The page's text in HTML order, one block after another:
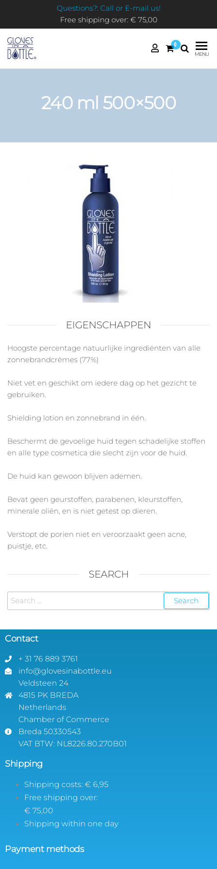
Questions?: Call or E-mail us!
Free shipping over: € 75,00
IN A
0
MENU
240 ml 500×500
EIGENSCHAPPEN
Hoogste percentage natuurlijke ingrediënten van alle
zonnebrandcrèmes (77%)
Niet vet en geschikt om iedere dag op het gezicht te
gebruiken.
Shielding lotion en zonnebrand in één.
Beschermt de gevoelige huid tegen schadelijke stoffen
en alle type cosmetica die slecht zijn voor de huid.
De huid kan gewoon blijven ademen.
Bevat geen geurstoffen, parabenen, kleurstoffen,
minerale oliën, en is niet getest op dieren.
Verstopt de porien niet en veroorzaakt geen acne,
puistje, etc.
SEARCH
Contact
+ 31 76 889 3761
info@glovesinabottle.eu
Veldsteen 24
4815 PK BREDA
Netherlands
Chamber of Commerce
Breda 50330543
VAT BTW: NL8226.80.270B01
Shipping
Shipping costs: € 6,95
Free shipping over:
€ 75,00
Shipping within one day
Payment methods